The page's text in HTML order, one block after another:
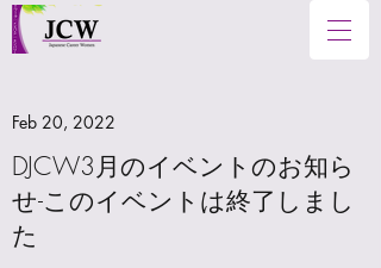
Feb 20, 2022
DJCW3月のイベントのお知ら
せ-このイベントは終了しまし
た